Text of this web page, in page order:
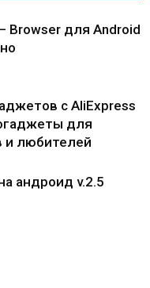
Browser для Android
с AliExpress
для
и любителей
андроид v.2.5